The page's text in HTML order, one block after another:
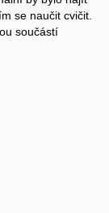
se naučit cvičit.
součástí